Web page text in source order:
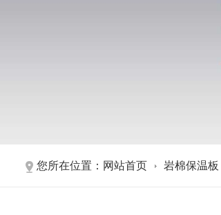
您所在位置： 网站首页 岩棉保温板